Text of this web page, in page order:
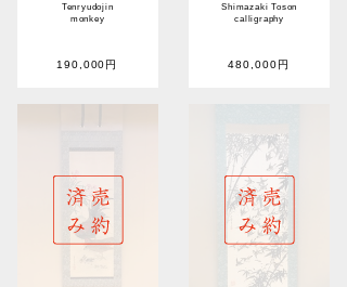
Tenryudojin
monkey
190,000円
Shimazaki Toson
calligraphy
480,000円